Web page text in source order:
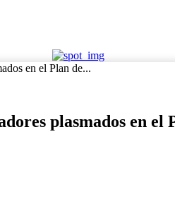
en el Plan de...
plasmados en